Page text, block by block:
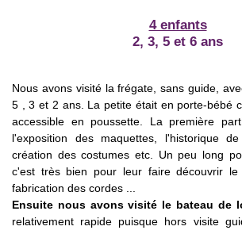
4 enfants
2, 3, 5 et 6 ans
Nous avons visité la frégate, sans guide,
5 , 3 et 2 ans. La petite était en porte-bébé
accessible en poussette. La première
l'exposition des maquettes, l'historique
création des costumes etc. Un peu long
c'est très bien pour leur faire découvrir
fabrication des cordes ...
Ensuite nous avons visité le bateau de
relativement rapide puisque hors visite